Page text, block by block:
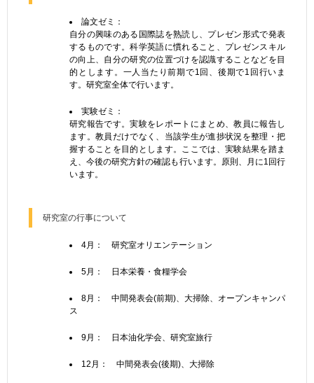
論文ゼミ：
自分の興味のある国際誌を熟読し、プレゼン形式で発表
するものです。科学英語に慣れること、プレゼンスキル
の向上、自分の研究の位置づけを認識することなどを目
的とします。一人当たり前期で1回、後期で1回行いま
す。研究室全体で行います。
実験ゼミ：
研究報告です。実験をレポートにまとめ、教員に報告し
ます。教員だけでなく、当該学生が進捗状況を整理・把
握することを目的とします。ここでは、実験結果を踏ま
え、今後の研究方針の確認も行います。原則、月に1回行
います。
研究室の行事について
4月： 研究室オリエンテーション
5月： 日本栄養・食糧学会
8月： 中間発表会(前期)、大掃除、オープンキャンパ
ス
9月： 日本油化学会、研究室旅行
12月： 中間発表会(後期)、大掃除